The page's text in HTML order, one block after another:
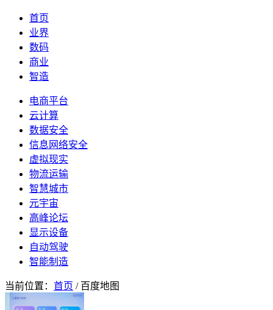
首页
业界
数码
商业
智造
电商平台
云计算
数据安全
信息网络安全
虚拟现实
物流运输
智慧城市
元宇宙
高峰论坛
显示设备
自动驾驶
智能制造
当前位置： 首页 / 百度地图